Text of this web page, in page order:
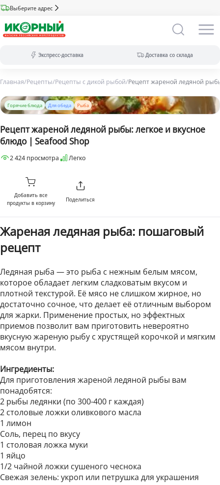
Выберите адрес
Экспресс-доставка Доставка со склада
меньше).
Оплата только на сайте.
Доставка со склада:
в течение дня
(максимальный ассортимент).
Доступны все виды оплат.
Главная/Рецепты/Рецепты с дикой рыбой/Рецепт жареной ледяной
Горячие блюда Для обеда Рыба
Рецепт жареной ледяной рыбы: легкое и вкусное
блюдо | Seafood Shop
2 424 просмотра Легко
Поделиться
Добавить все
продукты в корзину
Жареная ледяная рыба: пошаговый
рецепт
Ледяная рыба — это рыба с нежным белым мясом,
которое обладает легким сладковатым вкусом и
плотной текстурой. Её мясо не слишком жирное, но
достаточно сочное, что делает её отличным выбором
для жарки. Применение простых, но эффектных
приемов позволит вам приготовить невероятно
вкусную жареную рыбу с хрустящей корочкой и мягким
мясом внутри.
Ингредиенты:
Для приготовления жареной ледяной рыбы вам
понадобятся:
2 рыбы ледянки (по 300-400 г каждая)
2 столовые ложки оливкового масла
1 лимон
Соль, перец по вкусу
1 столовая ложка муки
1 яйцо
1/2 чайной ложки сушеного чеснока
Свежая зелень: укроп или петрушка для украшения